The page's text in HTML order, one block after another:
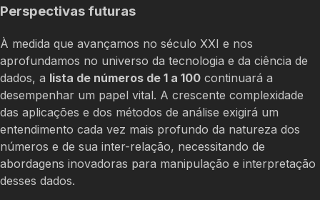
Perspectivas futuras
À medida que avançamos no século XXI e nos
aprofundamos no universo da tecnologia e da ciência de
dados, a lista de números de 1 a 100 continuará a
desempenhar um papel vital. A crescente complexidade
das aplicações e dos métodos de análise exigirá um
entendimento cada vez mais profundo da natureza dos
números e de sua inter-relação, necessitando de
abordagens inovadoras para manipulação e interpretação
desses dados.